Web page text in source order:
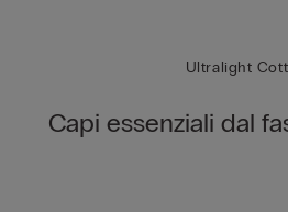
Ultralight
Capi essenziali dal